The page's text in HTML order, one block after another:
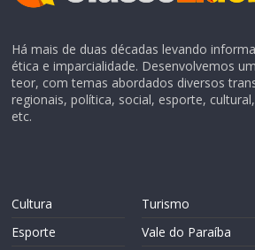
Há mais de duas décadas levando
ética e imparcialidade. Desenvolvemos
teor, com temas abordados diversos
regionais, política, social, esporte,
etc.
Cultura
Esporte
Turismo
Vale do Paraíba